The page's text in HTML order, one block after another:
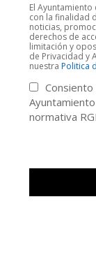
El
con la finalidad
noticias,
derechos de
limitación y
de Privacidad y
nuestra Politica
normativa